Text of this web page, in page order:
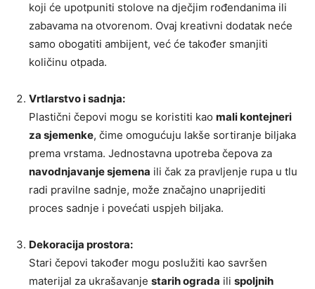
koji će upotpuniti stolove na dječjim rođendanima ili
zabavama na otvorenom. Ovaj kreativni dodatak neće
samo obogatiti ambijent, već će također smanjiti
količinu otpada.
Vrtlarstvo i sadnja:
Plastični čepovi mogu se koristiti kao mali kontejneri
za sjemenke, čime omogućuju lakše sortiranje biljaka
prema vrstama. Jednostavna upotreba čepova za
navodnjavanje sjemena ili čak za pravljenje rupa u tlu
radi pravilne sadnje, može značajno unaprijediti
proces sadnje i povećati uspjeh biljaka.
Dekoracija prostora:
Stari čepovi također mogu poslužiti kao savršen
materijal za ukrašavanje starih ograda ili spoljnih